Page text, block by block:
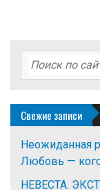
Свежие записи
Неожиданная
Любовь —
НЕВЕСТА.